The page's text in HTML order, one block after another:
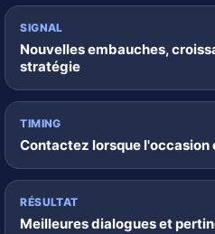
SIGNAL
Nouvelles embauches,
stratégie
TIMING
Contactez lorsque l'occasion
RÉSULTAT
Meilleures dialogues et